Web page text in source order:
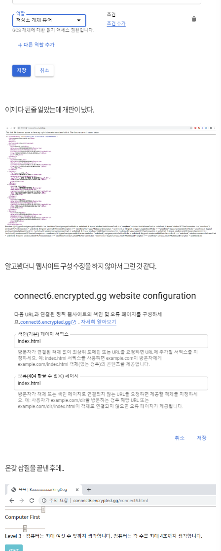
이제 다 된줄 알았는데 개판이 났다.
알고봤더니 웹사이트 구성 수정을 하지 않아서 그런 것 같다.
온갖 삽질을 끝낸 후에..